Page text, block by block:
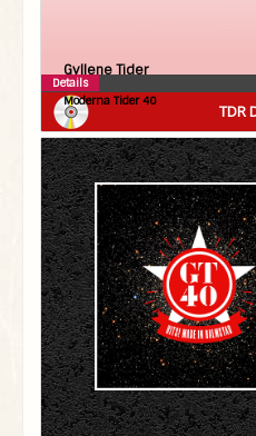
TDR
Gyllene Tider
Moderna Tider 40
Details